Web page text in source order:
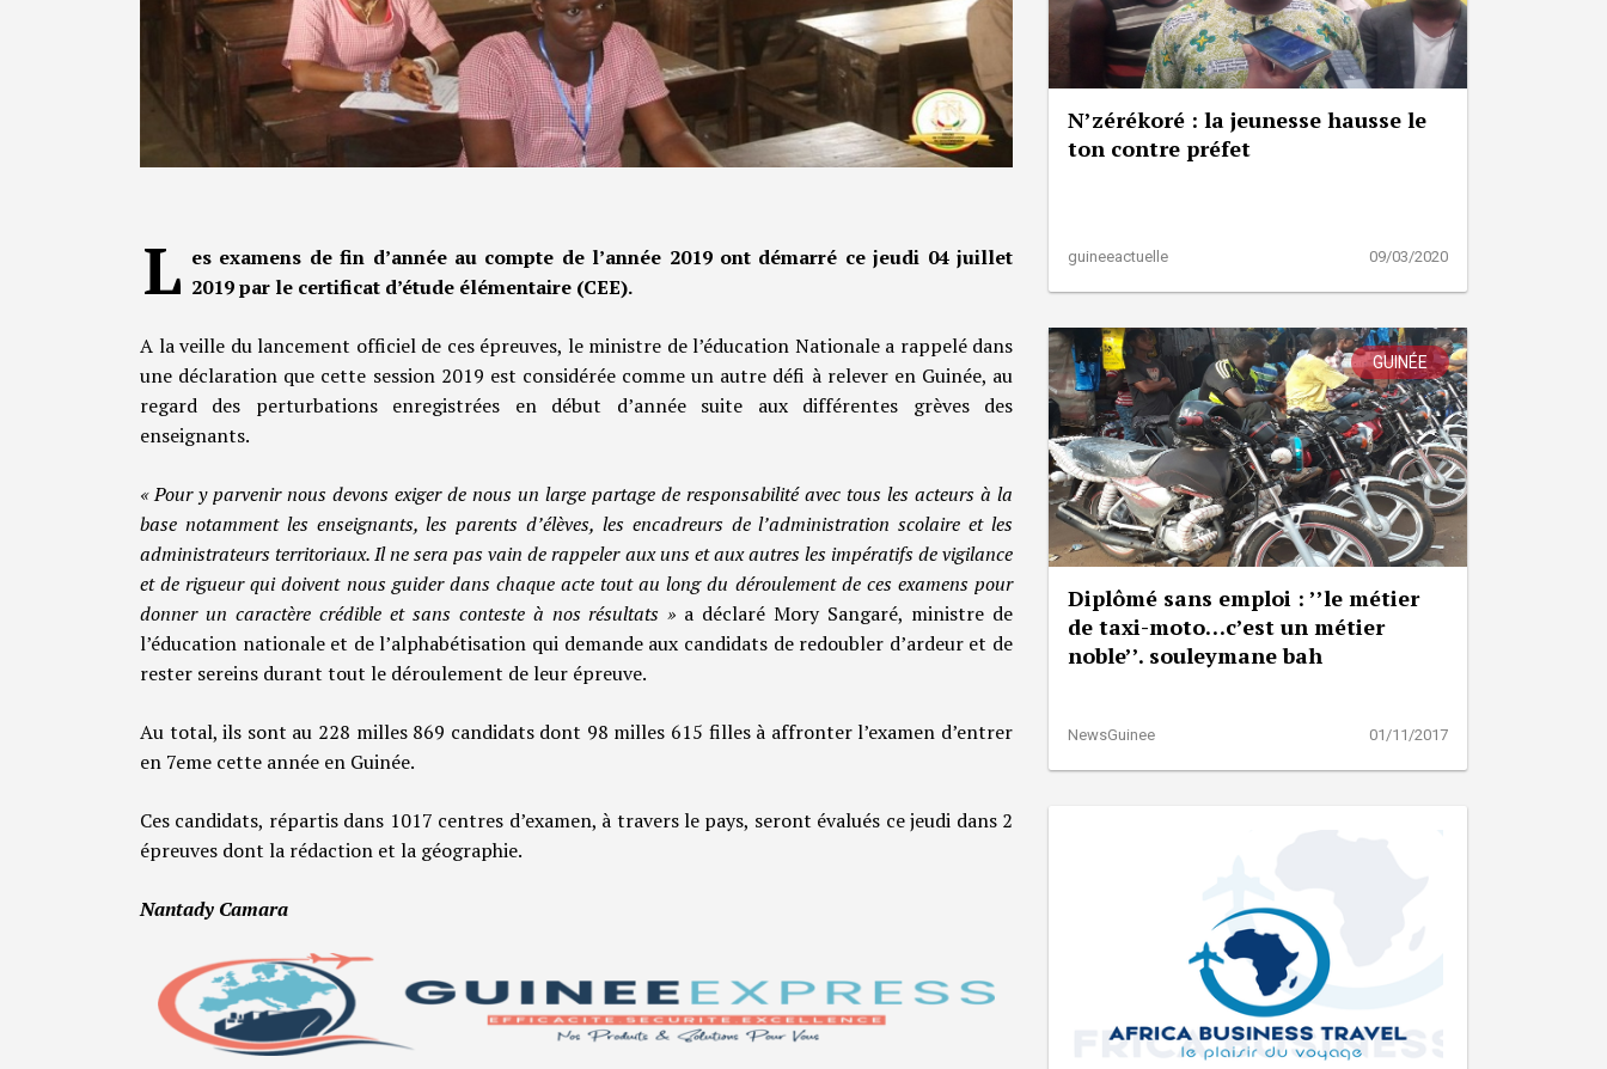
L es examens de fin d’année au compte de l’année 2019 ont démarré ce jeudi 04 juillet
2019 par le certificat d’étude élémentaire (CEE).
A la veille du lancement officiel de ces épreuves, le ministre de l’éducation Nationale a rappelé dans
une déclaration que cette session 2019 est considérée comme un autre défi à relever en Guinée, au
regard des perturbations enregistrées en début d’année suite aux différentes grèves des
enseignants.
« Pour y parvenir nous devons exiger de nous un large partage de responsabilité avec tous les acteurs à la
base notamment les enseignants, les parents d’élèves, les encadreurs de l’administration scolaire et les
administrateurs territoriaux. Il ne sera pas vain de rappeler aux uns et aux autres les impératifs de vigilance
et de rigueur qui doivent nous guider dans chaque acte tout au long du déroulement de ces examens pour
donner un caractère crédible et sans conteste à nos résultats » a déclaré Mory Sangaré, ministre de
l’éducation nationale et de l’alphabétisation qui demande aux candidats de redoubler d’ardeur et de
rester sereins durant tout le déroulement de leur épreuve.
Au total, ils sont au 228 milles 869 candidats dont 98 milles 615 filles à affronter l’examen d’entrer
en 7eme cette année en Guinée.
Ces candidats, répartis dans 1017 centres d’examen, à travers le pays, seront évalués ce jeudi dans 2
épreuves dont la rédaction et la géographie.
Nantady Camara
N’zérékoré : la jeunesse hausse le
ton contre préfet
guineeactuelle 09/03/2020
GUINÉE
Diplômé sans emploi : ’’le métier
de taxi-moto…c’est un métier
noble’’. souleymane bah
NewsGuinee 01/11/2017